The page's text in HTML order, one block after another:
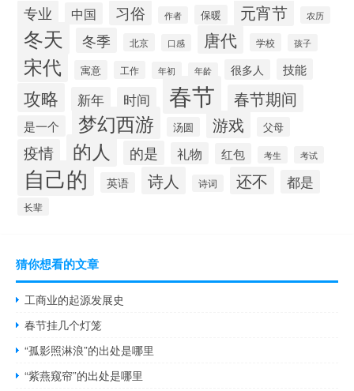
专业 中国 习俗 作者 保暖 元宵节 农历
冬天 冬季 北京 口感 唐代 学校 孩子
宋代 寓意 工作 年初 年龄 很多人 技能
攻略 新年 时间 春节 春节期间
是一个 梦幻西游 汤圆 游戏 父母
疫情 的人 的是 礼物 红包 考生 考试
自己的 英语 诗人 诗词 还不 都是
长辈
猜你想看的文章
工商业的起源发展史
春节挂几个灯笼
“孤影照淋浪”的出处是哪里
“紫燕窥帘”的出处是哪里